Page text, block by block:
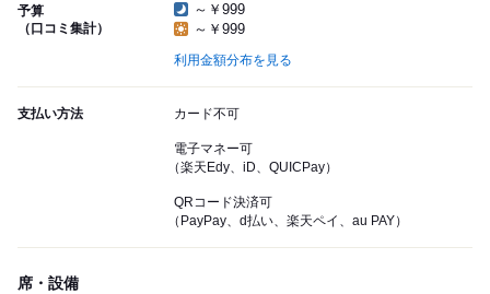
予算
（口コミ集計）
～￥999
～￥999
利用金額分布を見る
支払い方法 カード不可
電子マネー可
（楽天Edy、iD、QUICPay）
QRコード決済可
（PayPay、d払い、楽天ペイ、au PAY）
席・設備